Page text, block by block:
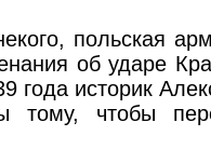
польская
об ударе
года историк
тому, чтобы